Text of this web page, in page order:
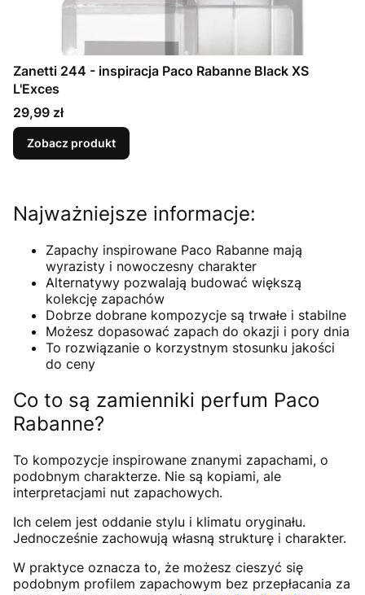
Zanetti 244 - inspiracja Paco Rabanne Black XS
L'Exces
Cena
29,99 zł
Zobacz produkt
Najważniejsze informacje:
Zapachy inspirowane Paco Rabanne mają
wyrazisty i nowoczesny charakter
Alternatywy pozwalają budować większą
kolekcję zapachów
Dobrze dobrane kompozycje są trwałe i stabilne
Możesz dopasować zapach do okazji i pory dnia
To rozwiązanie o korzystnym stosunku jakości
do ceny
Co to są zamienniki perfum Paco
Rabanne?
To kompozycje inspirowane znanymi zapachami, o
podobnym charakterze. Nie są kopiami, ale
interpretacjami nut zapachowych.
Ich celem jest oddanie stylu i klimatu oryginału.
Jednocześnie zachowują własną strukturę i charakter.
W praktyce oznacza to, że możesz cieszyć się
podobnym profilem zapachowym bez przepłacania za